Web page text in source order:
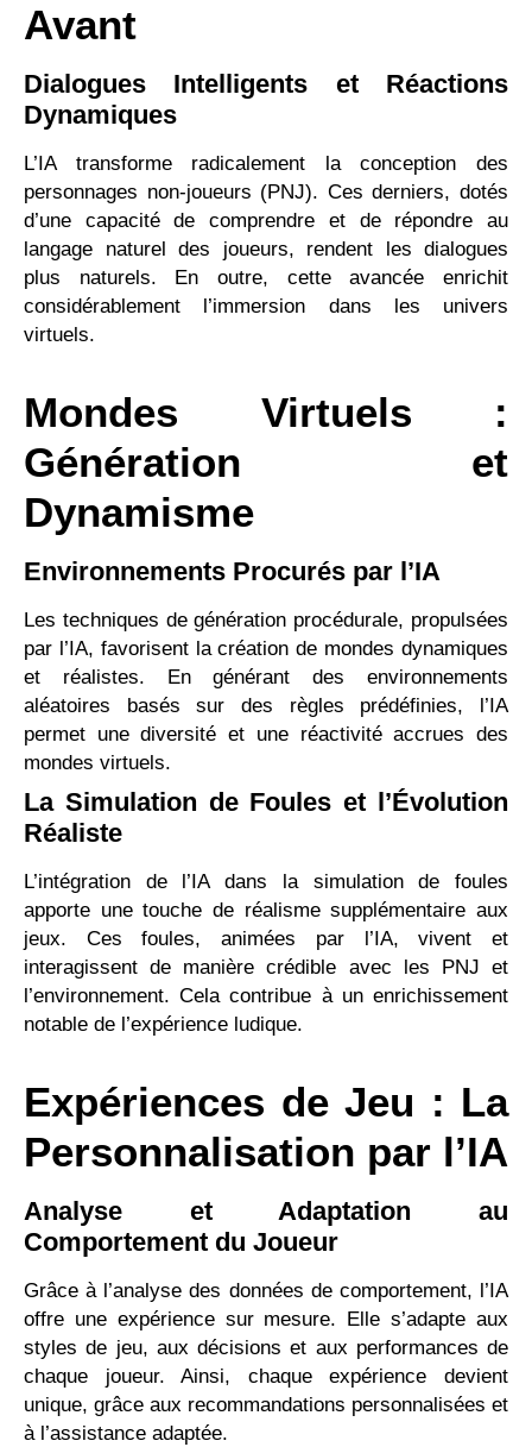
Avant
Dialogues Intelligents et Réactions
Dynamiques
L’IA transforme radicalement la conception des
personnages non-joueurs (PNJ). Ces derniers, dotés
d’une capacité de comprendre et de répondre au
langage naturel des joueurs, rendent les dialogues
plus naturels. En outre, cette avancée enrichit
considérablement l’immersion dans les univers
virtuels.
Mondes Virtuels :
Génération et
Dynamisme
Environnements Procurés par l’IA
Les techniques de génération procédurale, propulsées
par l’IA, favorisent la création de mondes dynamiques
et réalistes. En générant des environnements
aléatoires basés sur des règles prédéfinies, l’IA
permet une diversité et une réactivité accrues des
mondes virtuels.
La Simulation de Foules et l’Évolution
Réaliste
L’intégration de l’IA dans la simulation de foules
apporte une touche de réalisme supplémentaire aux
jeux. Ces foules, animées par l’IA, vivent et
interagissent de manière crédible avec les PNJ et
l’environnement. Cela contribue à un enrichissement
notable de l’expérience ludique.
Expériences de Jeu : La
Personnalisation par l’IA
Analyse et Adaptation au
Comportement du Joueur
Grâce à l’analyse des données de comportement, l’IA
offre une expérience sur mesure. Elle s’adapte aux
styles de jeu, aux décisions et aux performances de
chaque joueur. Ainsi, chaque expérience devient
unique, grâce aux recommandations personnalisées et
à l’assistance adaptée.